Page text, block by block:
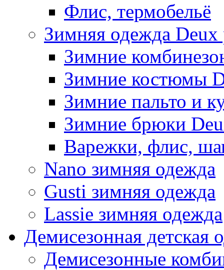
Флис, термобельё
Зимняя одежда Deux
Зимние
Зимние костюмы
Зимние пальто и
Зимние брюки
Варежки, флис,
Nano зимняя одежда
Gusti зимняя одежда
Lassie зимняя одежда
Демисезонная детская
Демисезонные